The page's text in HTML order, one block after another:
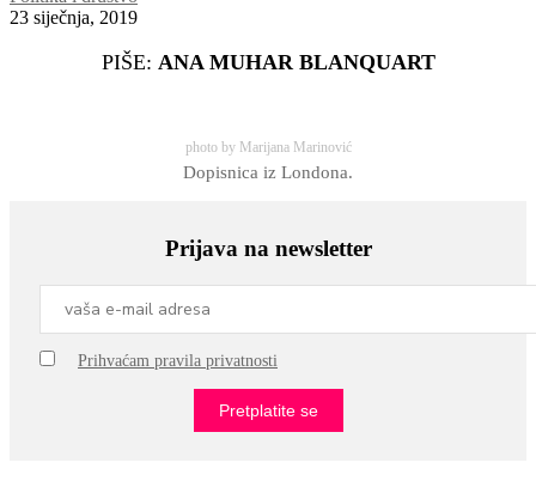
23 siječnja, 2019
PIŠE: ANA MUHAR BLANQUART
photo by Marijana Marinović
Dopisnica iz Londona.
Prijava na newsletter
Prihvaćam pravila privatnosti